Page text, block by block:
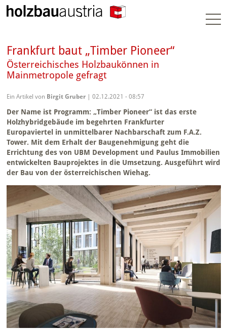
Frankfurt baut „Timber Pioneer“
Österreichisches Holzbaukönnen in
Mainmetropole gefragt
Ein Artikel von Birgit Gruber| 02.12.2021 - 08:57
Der Name ist Programm: „Timber Pioneer“ ist das erste
Holzhybridgebäude im begehrten Frankfurter
Europaviertel in unmittelbarer Nachbarschaft zum F.A.Z.
Tower. Mit dem Erhalt der Baugenehmigung geht die
Errichtung des von UBM Development und Paulus Immobilien
entwickelten Bauprojektes in die Umsetzung. Ausgeführt wird
der Bau von der österreichischen Wiehag.